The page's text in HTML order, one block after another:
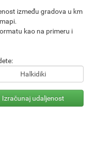
između gradova u km
kao na primeru i